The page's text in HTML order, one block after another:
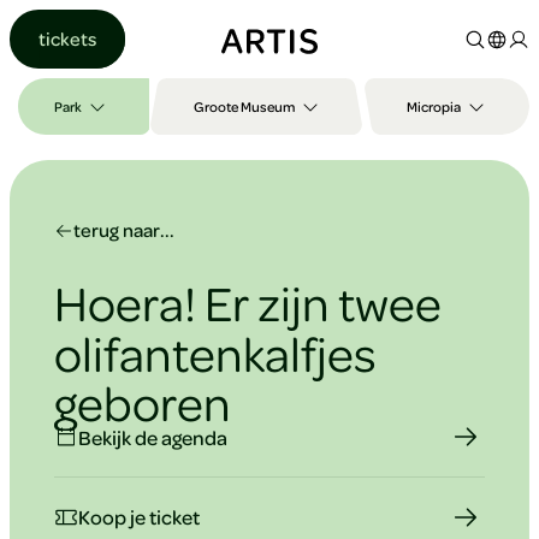
Ga naar
Ga
naar
zoeken
Ga
Park Groote Museum Micropia
tickets
terug naar...
Hoera! Er zijn twee
olifantenkalfjes
geboren
Bekijk de agenda
Koop je ticket
Om